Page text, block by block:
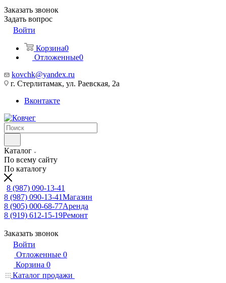
Заказать звонок
Задать вопрос
Войти
Корзина0
Отложенные0
kovchk@yandex.ru
г. Стерлитамак, ул. Раевская, 2а
Вконтакте
Каталог
По всему сайту
По каталогу
8 (987) 090-13-41
8 (987) 090-13-41Магазин
8 (905) 000-68-77Аренда
8 (919) 612-15-19Ремонт
Заказать звонок
Войти
Отложенные 0
Корзина 0
Каталог продажи